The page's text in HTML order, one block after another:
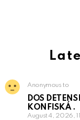
Anonymous to
DOS
KONFISKÁ .
August 4, 2026,